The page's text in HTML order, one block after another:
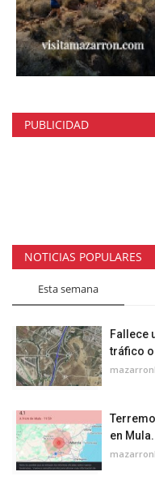
PUBLICIDAD
NOTICIAS POPULARES
Esta semana
Fallece
tráfico
en Mula.